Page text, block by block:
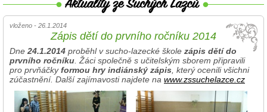
vloženo - 26.1.2014
Zápis dětí do prvního ročníku 2014
Dne 24.1.2014 proběhl v sucho-lazecké škole zápis dětí do
prvního ročníku . Žáci společně s učitelským sborem připravili
pro prvňáčkyformou hry indiánský zápis , který ocenili všichni
zúčastnění. Další zajímavosti najdete na www.zssuchelazce.cz